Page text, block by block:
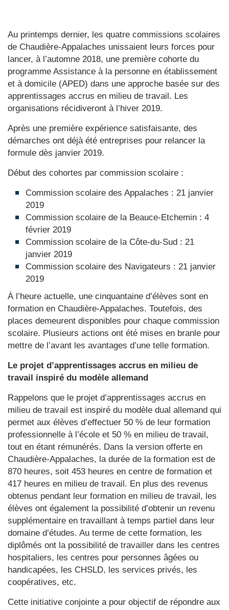
Au printemps dernier, les quatre commissions scolaires
de Chaudière-Appalaches unissaient leurs forces pour
lancer, à l’automne 2018, une première cohorte du
programme Assistance à la personne en établissement
et à domicile (APED) dans une approche basée sur des
apprentissages accrus en milieu de travail. Les
organisations récidiveront à l’hiver 2019.
Après une première expérience satisfaisante, des
démarches ont déjà été entreprises pour relancer la
formule dès janvier 2019.
Début des cohortes par commission scolaire :
Commission scolaire des Appalaches : 21 janvier
2019
Commission scolaire de la Beauce-Etchemin : 4
février 2019
Commission scolaire de la Côte-du-Sud : 21
janvier 2019
Commission scolaire des Navigateurs : 21 janvier
2019
À l’heure actuelle, une cinquantaine d’élèves sont en
formation en Chaudière-Appalaches. Toutefois, des
places demeurent disponibles pour chaque commission
scolaire. Plusieurs actions ont été mises en branle pour
mettre de l’avant les avantages d’une telle formation.
Le projet d’apprentissages accrus en milieu de
travail inspiré du modèle allemand
Rappelons que le projet d’apprentissages accrus en
milieu de travail est inspiré du modèle dual allemand qui
permet aux élèves d’effectuer 50 % de leur formation
professionnelle à l’école et 50 % en milieu de travail,
tout en étant rémunérés. Dans la version offerte en
Chaudière-Appalaches, la durée de la formation est de
870 heures, soit 453 heures en centre de formation et
417 heures en milieu de travail. En plus des revenus
obtenus pendant leur formation en milieu de travail, les
élèves ont également la possibilité d’obtenir un revenu
supplémentaire en travaillant à temps partiel dans leur
domaine d’études. Au terme de cette formation, les
diplômés ont la possibilité de travailler dans les centres
hospitaliers, les centres pour personnes âgées ou
handicapées, les CHSLD, les services privés, les
coopératives, etc.
Cette initiative conjointe a pour objectif de répondre aux